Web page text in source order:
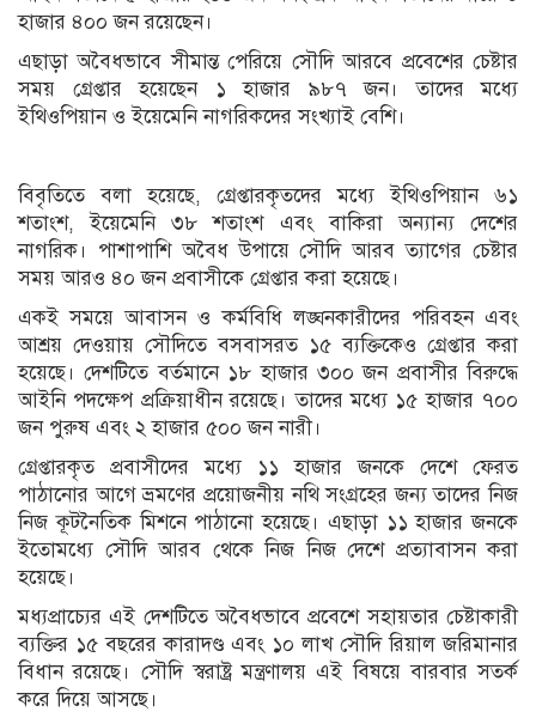
হাজার ৪০০ জন রয়েছেন।
এছাড়া অবৈধভাবে সীমান্ত পেরিয়ে সৌদি আরবে প্রবেশের চেষ্টার
সময় গ্রেপ্তার হয়েছেন ১ হাজার ৯৮৭ জন। তাদের মধ্যে
ইথিওপিয়ান ও ইয়েমেনি নাগরিকদের সংখ্যাই বেশি।
বিবৃতিতে বলা হয়েছে, গ্রেপ্তারকৃতদের মধ্যে ইথিওপিয়ান ৬১
শতাংশ, ইয়েমেনি ৩৮ শতাংশ এবং বাকিরা অন্যান্য দেশের
নাগরিক। পাশাপাশি অবৈধ উপায়ে সৌদি আরব ত্যাগের চেষ্টার
সময় আরও ৪০ জন প্রবাসীকে গ্রেপ্তার করা হয়েছে।
একই সময়ে আবাসন ও কর্মবিধি লঙ্ঘনকারীদের পরিবহন এবং
আশ্রয় দেওয়ায় সৌদিতে বসবাসরত ১৫ ব্যক্তিকেও গ্রেপ্তার করা
হয়েছে। দেশটিতে বর্তমানে ১৮ হাজার ৩০০ জন প্রবাসীর বিরুদ্ধে
আইনি পদক্ষেপ প্রক্রিয়াধীন রয়েছে। তাদের মধ্যে ১৫ হাজার ৭০০
জন পুরুষ এবং ২ হাজার ৫০০ জন নারী।
গ্রেপ্তারকৃত প্রবাসীদের মধ্যে ১১ হাজার জনকে দেশে ফেরত
পাঠানোর আগে ভ্রমণের প্রয়োজনীয় নথি সংগ্রহের জন্য তাদের নিজ
নিজ কূটনৈতিক মিশনে পাঠানো হয়েছে। এছাড়া ১১ হাজার জনকে
ইতোমধ্যে সৌদি আরব থেকে নিজ নিজ দেশে প্রত্যাবাসন করা
হয়েছে।
মধ্যপ্রাচ্যের এই দেশটিতে অবৈধভাবে প্রবেশে সহায়তার চেষ্টাকারী
ব্যক্তির ১৫ বছরের কারাদণ্ড এবং ১০ লাখ সৌদি রিয়াল জরিমানার
বিধান রয়েছে। সৌদি স্বরাষ্ট্র মন্ত্রণালয় এই বিষয়ে বারবার সতর্ক
করে দিয়ে আসছে।